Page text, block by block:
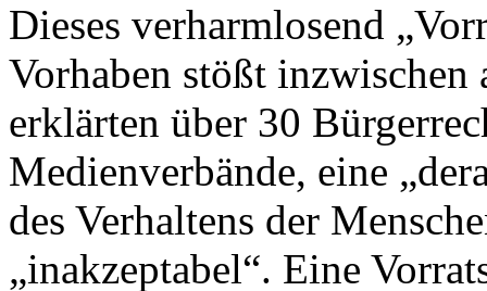
Dieses verharmlosend
Vorhaben stößt
erklärten über 30
Medienverbände, eine
des Verhaltens der
„inakzeptabel“. Eine